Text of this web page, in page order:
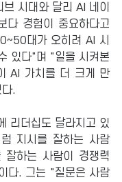
시대와 달리 AI 네이
다 경험이 중요하다고
대가 오히려 AI 시
있다"며 "일을 시켜본
AI 가치를 더 크게 만
.
리더십도 달라지고 있
지시를 잘하는 사람
잘하는 사람이 경쟁력
다. 그는 "질문은 사람